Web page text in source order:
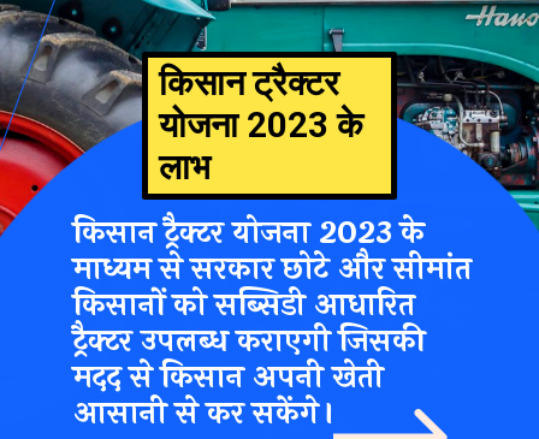
किसान ट्रैक्टर
योजना 2023 के
लाभ
किसान ट्रैक्टर योजना 2023 के
माध्यम से सरकार छोटे और सीमांत
किसानों को सब्सिडी आधारित
ट्रैक्टर उपलब्ध कराएगी जिसकी
मदद से किसान अपनी खेती
आसानी से कर सकेंगे।